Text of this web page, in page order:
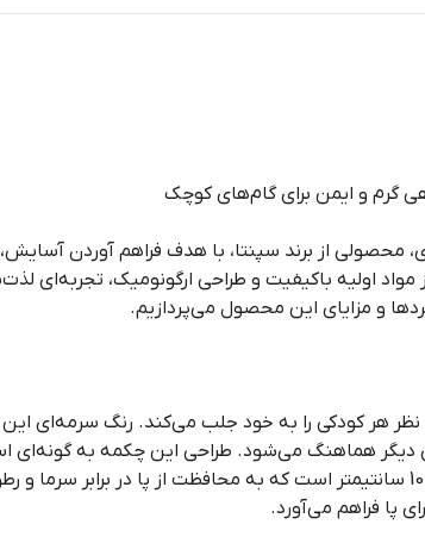
گرم و ایمن برای گام‌های کوچک
از برند سپنتا، با هدف فراهم آوردن آسایش،
اولیه باکیفیت و طراحی ارگونومیک، تجربه‌ای
و مزایای این محصول می‌پردازیم.
هر کودکی را به خود جلب می‌کند. رنگ سرمه‌ای
دیگر هماهنگ می‌شود. طراحی این چکمه به گونه‌ای
کودک را نیز در نظر می‌گیرد. ارتفاع ساق چکمه به میزان 10 سانتیمتر است که به
پا فراهم می‌آورد.